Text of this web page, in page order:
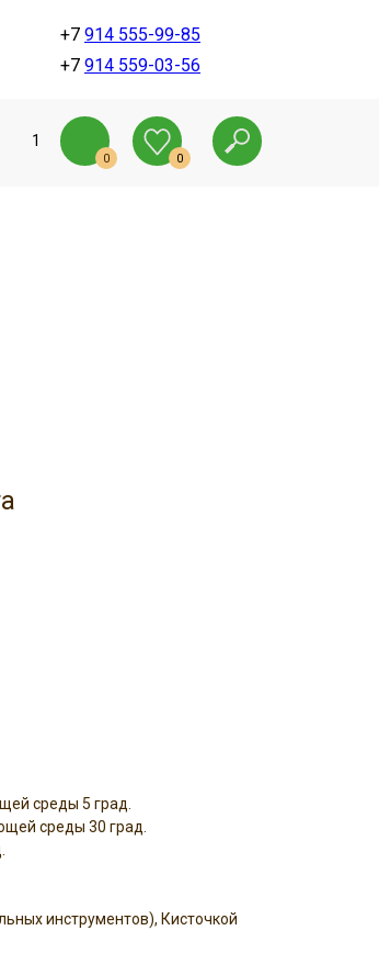
+7 914 559-03-56
+7 914 555-99-85
0 0
1
среды 5 град.
среды 30 град.
инструментов), Кисточкой